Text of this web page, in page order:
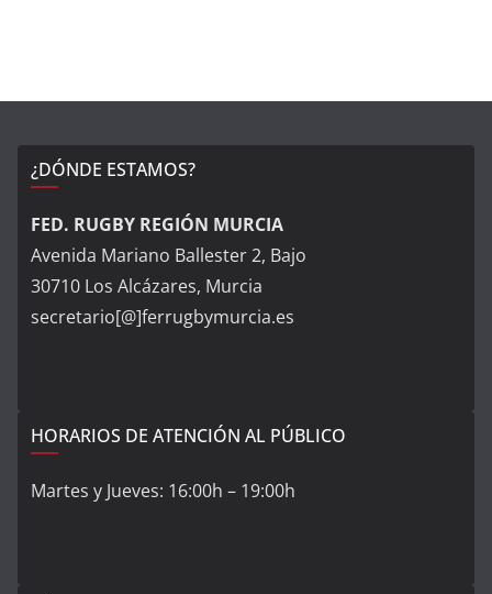
¿DÓNDE ESTAMOS?
FED. RUGBY REGIÓN MURCIA
Avenida Mariano Ballester 2, Bajo
30710 Los Alcázares, Murcia
secretario[@]ferrugbymurcia.es
HORARIOS DE ATENCIÓN AL PÚBLICO
Martes y Jueves: 16:00h – 19:00h